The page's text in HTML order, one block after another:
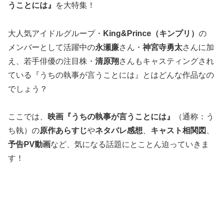
うことには』
を大特集！
大人気アイドルグループ・ King&Prince（キンプリ） の
メンバーとして活躍中の永瀬廉さん・ 神宮寺勇太さんに加
え、若手俳優の注目株・ 清原翔 さんもキャスティングされ
ている『うちの執事が言うことには』とはどんな作品なの
でしょう？
ここでは、 映画『うちの執事が言うことには』
（通称：う
ち執）の原作あらすじやネタバレ感想 キャスト相関図
予告PV動画など、気になる話題にとことん迫っていきま
す！